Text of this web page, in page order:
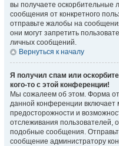
вы получаете оскорбительные
сообщения от конкретного
отправьте жалобы на
они могут запретить
личных сообщений.
Вернуться к началу
Я получил спам или
кого-то с этой конференции!
Мы сожалеем об этом. Форма
данной конференции включает
предосторожности и
отслеживания пользователей,
подобные сообщения.
сообщение администратору